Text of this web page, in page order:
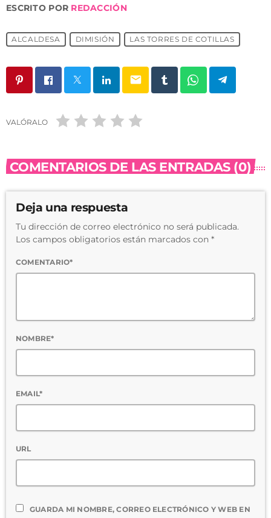
ESCRITO POR REDACCIÓN
ALCALDESA DIMISIÓN LAS TORRES DE COTILLAS
email
VALÓRALO
COMENTARIOS DE LAS ENTRADAS (0)
Deja una respuesta
Tu dirección de correo electrónico no será publicada.
Los campos obligatorios están marcados con *
COMENTARIO*
NOMBRE*
EMAIL*
URL
GUARDA MI NOMBRE, CORREO ELECTRÓNICO Y WEB EN